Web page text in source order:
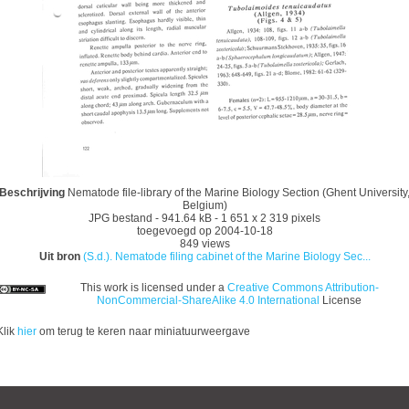
Beschrijving Nematode file-library of the Marine Biology Section (Ghent University,
Belgium)
JPG bestand - 941.64 kB - 1 651 x 2 319 pixels
toegevoegd op 2004-10-18
849 views
Uit bron (S.d.). Nematode filing cabinet of the Marine Biology Sec...
This work is licensed under a Creative Commons Attribution-
NonCommercial-ShareAlike 4.0 International License
hier om terug te keren naar miniatuurweergave